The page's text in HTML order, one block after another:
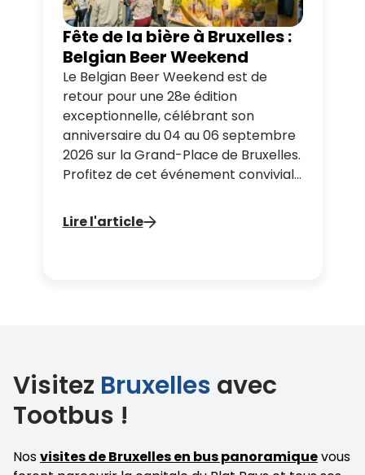
Fête de la bière à Bruxelles :
Belgian Beer Weekend
Le Belgian Beer Weekend est de
retour pour une 28e édition
exceptionnelle, célébrant son
anniversaire du 04 au 06 septembre
2026 sur la Grand-Place de Bruxelles.
Profitez de cet événement convivial
au coucher du soleil à bord de notre
circuit Bruxelles avant la nuit et
Lire l'article
Visitez Bruxelles avec
Tootbus !
Nosvisites de Bruxelles en bus panoramiquevous